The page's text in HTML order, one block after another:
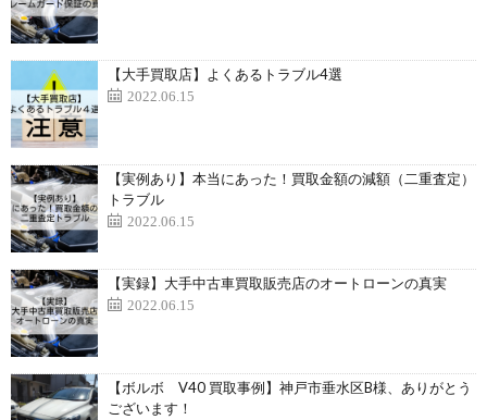
【大手買取店】よくあるトラブル4選
2022.06.15
【実例あり】本当にあった！買取金額の減額（二重査定）
トラブル
2022.06.15
【実録】大手中古車買取販売店のオートローンの真実
2022.06.15
【ボルボ V40 買取事例】神戸市垂水区B様、ありがとう
ございます！